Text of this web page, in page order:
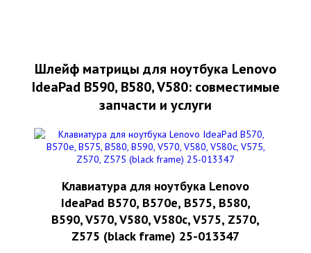
Шлейф матрицы для ноутбука Lenovo
IdeaPad B590, B580, V580: совместимые
запчасти и услуги
Клавиатура для ноутбука Lenovo
IdeaPad B570, B570e, B575, B580,
B590, V570, V580, V580c, V575, Z570,
Z575 (black frame) 25-013347